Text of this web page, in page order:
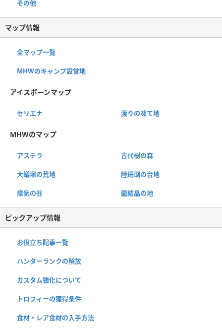
その他
マップ情報
全マップ一覧
MHWのキャンプ設営地
アイスボーンマップ
セリエナ 渡りの凍て地
MHWのマップ
アステラ 古代樹の森
大蟻塚の荒地 陸珊瑚の台地
瘴気の谷 龍結晶の地
ピックアップ情報
お役立ち記事一覧
ハンターランクの解放
カスタム強化について
トロフィーの獲得条件
食材・レア食材の入手方法